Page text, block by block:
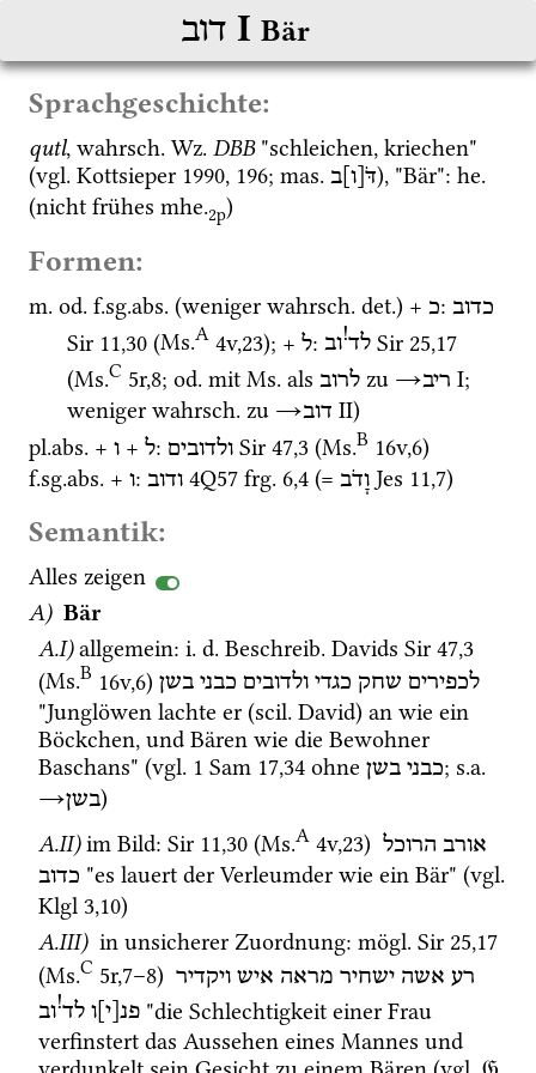
דוב ‎ I Bär
Sprachgeschichte:
qutl, wahrsch. Wz. DBB "schleichen, kriechen"
(vgl. Kottsieper 1990, 196; mas. דֹּ[ו]ב), "Bär": he.
(nicht frühes mhe.2p)
Formen:
m. od. f.sg.abs. (weniger wahrsch. det.) + כ: כדוב
Sir 11,30 (Ms.A 4v,23); + ל: לד!וב Sir 25,17
(Ms.C 5r,8; od. mit Ms. als לרוב zu →ריב ‎ I;
weniger wahrsch. zu →דוב ‎ II)
pl.abs. + ו + ל: ולדובים Sir 47,3 (Ms.B 16v,6)
f.sg.abs. + ו: ודוב 4Q57 frg. 6,4 (= וָדֹב Jes 11,7)
Semantik:
Alles zeigen
A) Bär
A.I)allgemein: i. d. Beschreib. Davids Sir 47,3
(Ms.B 16v,6) לכפירים שחק כגדי ולדובים כבני בשן
"Junglöwen lachte er (scil. David) an wie ein
Böckchen, und Bären wie die Bewohner
Baschans" (vgl. 1 Sam 17,34 ohne כבני בשן ; s.a.
→בשן)
A.II)im Bild: Sir 11,30 (Ms.A 4v,23) אורב הרוכל
כדוב "es lauert der Verleumder wie ein Bär" (vgl.
Klgl 3,10)
A.III) in unsicherer Zuordnung: mögl. Sir 25,17
(Ms.C 5r,7–8) רע אשה ישחיר מראה איש ויקדיר
פנ[י]ו לד!וב
"die Schlechtigkeit einer Frau
verfinstert das Aussehen eines Mannes und